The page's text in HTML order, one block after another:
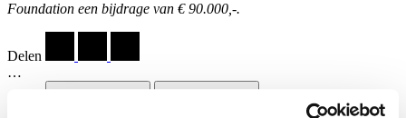
Foundation een bijdrage van € 90.000,-.
Delen
…